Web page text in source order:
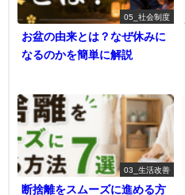
05_社会制度
お盆の由来とは？なぜ休みに
なるのかを簡単に解説
03_生活改善
断捨離をスムーズに進める方